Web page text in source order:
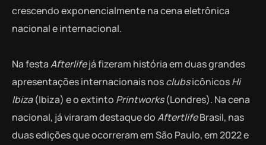
crescendo exponencialmente na cena eletrônica
nacional e internacional.
Na festaAfterlifejá fizeram história em duas grandes
apresentações internacionais nosclubsicônicosHi
Ibiza(Ibiza) e o extinto Printworks(Londres). Na cena
nacional, já viraram destaque doAftertlifeBrasil, nas
duas edições que ocorreram em São Paulo, em 2022 e